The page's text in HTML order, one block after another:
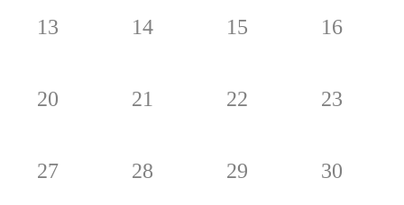
13 14 15 16
20 21 22 23
27 28 29 30